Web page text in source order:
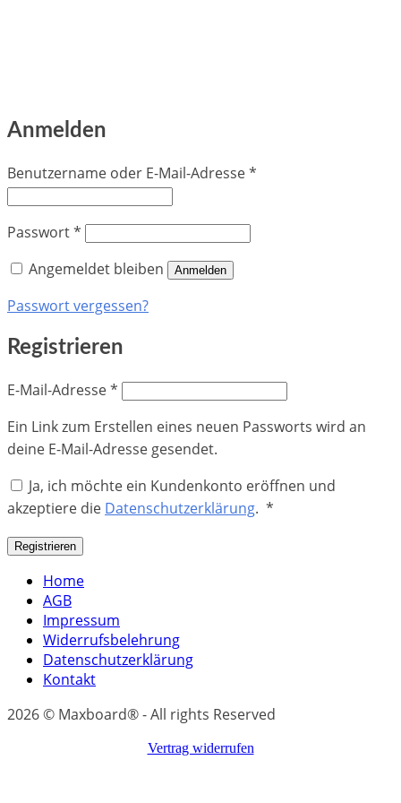
Anmelden
Benutzername oder E-Mail-Adresse*
Passwort* Erforderlich
Angemeldet bleiben
Anmelden
Passwort vergessen?
Registrieren
E-Mail-Adresse* Erforderlich
Ein Link zum Erstellen eines neuen Passworts wird an
deine E-Mail-Adresse gesendet.
Ja, ich möchte ein Kundenkonto eröffnen und
akzeptiere die Datenschutzerklärung. *
Registrieren
Home
AGB
Impressum
Widerrufsbelehrung
Datenschutzerklärung
Kontakt
2026 © ​​Maxboard® - All rights Reserved
Vertrag widerrufen